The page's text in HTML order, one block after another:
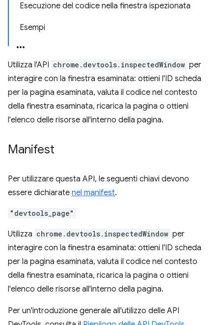
Esecuzione del codice nella finestra ispezionata
Esempi
Utilizza l'API chrome.devtools.inspectedWindow per
interagire con la finestra esaminata: ottieni l'ID scheda
per la pagina esaminata, valuta il codice nel contesto
della finestra esaminata, ricarica la pagina o ottieni
l'elenco delle risorse all'interno della pagina.
Manifest
Per utilizzare questa API, le seguenti chiavi devono
essere dichiarate nel manifest.
"devtools_page"
Utilizza chrome.devtools.inspectedWindow per
interagire con la finestra esaminata: ottieni l'ID scheda
per la pagina esaminata, valuta il codice nel contesto
della finestra esaminata, ricarica la pagina o ottieni
l'elenco delle risorse all'interno della pagina.
Per un'introduzione generale all'utilizzo delle API